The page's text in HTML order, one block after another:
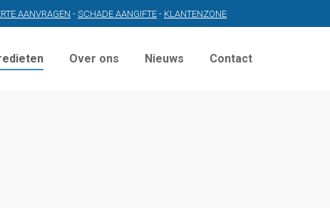
AANVRAGEN - SCHADE AANGIFTE - KLANTENZONE
Over ons Nieuws Contact